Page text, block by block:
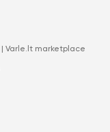
Varle.lt marketplace